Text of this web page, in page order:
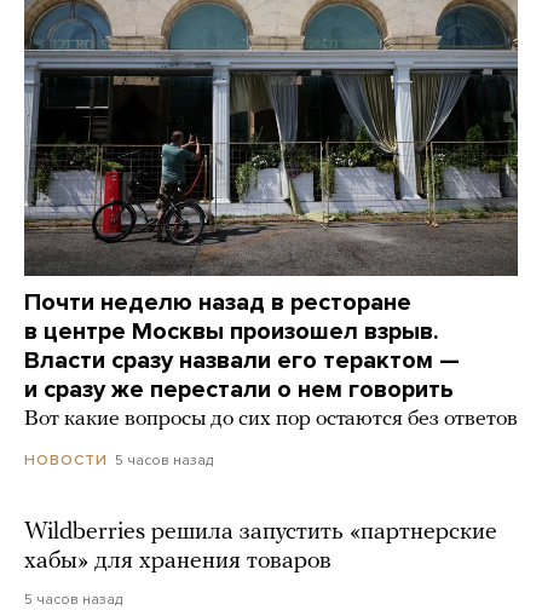
Почти неделю назад в ресторане
в центре Москвы произошел взрыв.
Власти сразу назвали его терактом —
и сразу же перестали о нем говорить
Вот какие вопросы до сих пор остаются без ответов
НОВОСТИ 5 часов назад
Wildberries решила запустить «партнерские
хабы» для хранения товаров
5 часов назад